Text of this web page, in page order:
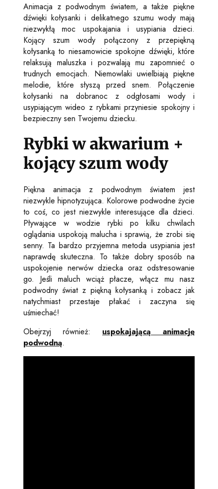
Animacja z podwodnym światem, a także piękne
dźwięki kołysanki i delikatnego szumu wody mają
niezwykłą moc uspokajania i usypiania dzieci.
Kojący szum wody połączony z przepiękną
kołysanką to niesamowicie spokojne dźwięki, które
relaksują maluszka i pozwalają mu zapomnieć o
trudnych emocjach. Niemowlaki uwielbiają piękne
melodie, które słyszą przed snem. Połączenie
kołysanki na dobranoc z odgłosami wody i
usypiającym wideo z rybkami przyniesie spokojny i
bezpieczny sen Twojemu dziecku.
Rybki w akwarium +
kojący szum wody
Piękna animacja z podwodnym światem jest
niezwykle hipnotyzująca. Kolorowe podwodne życie
to coś, co jest niezwykle interesujące dla dzieci.
Pływające w wodzie rybki po kilku chwilach
oglądania uspokoją malucha i sprawią, że zrobi się
senny. Ta bardzo przyjemna metoda usypiania jest
naprawdę skuteczna. To także dobry sposób na
uspokojenie nerwów dziecka oraz odstresowanie
go. Jeśli maluch wciąż płacze, włącz mu nasz
podwodny świat z piękną kołysanką i zobacz jak
natychmiast przestaje płakać i zaczyna się
uśmiechać!
Obejrzyj również: uspokajającą animację
podwodną.